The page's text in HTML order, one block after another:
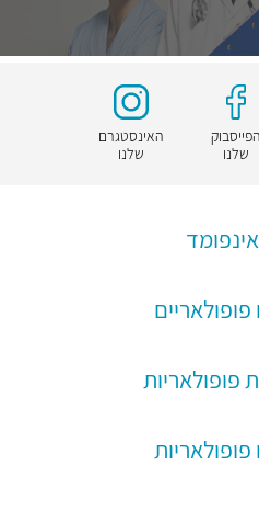
הפייסבוק
שלנו
האינסטגרם
שלנו
פופולאריות